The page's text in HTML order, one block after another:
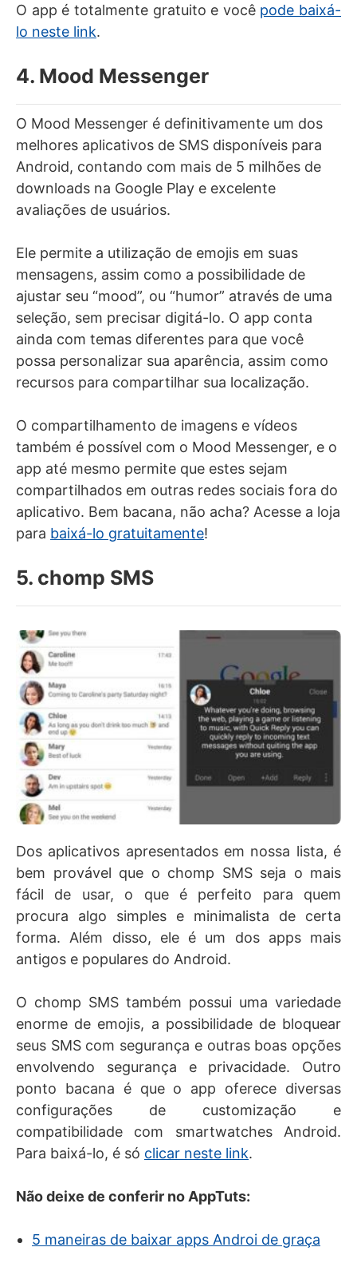
O app é totalmente gratuito e você pode baixá-
lo neste link.
4. Mood Messenger
O Mood Messenger é definitivamente um dos
melhores aplicativos de SMS disponíveis para
Android, contando com mais de 5 milhões de
downloads na Google Play e excelente
avaliações de usuários.
Ele permite a utilização de emojis em suas
mensagens, assim como a possibilidade de
ajustar seu “mood”, ou “humor” através de uma
seleção, sem precisar digitá-lo. O app conta
ainda com temas diferentes para que você
possa personalizar sua aparência, assim como
recursos para compartilhar sua localização.
O compartilhamento de imagens e vídeos
também é possível com o Mood Messenger, e o
app até mesmo permite que estes sejam
compartilhados em outras redes sociais fora do
aplicativo. Bem bacana, não acha? Acesse a loja
para baixá-lo gratuitamente!
5. chomp SMS
Dos aplicativos apresentados em nossa lista, é
bem provável que o chomp SMS seja o mais
fácil de usar, o que é perfeito para quem
procura algo simples e minimalista de certa
forma. Além disso, ele é um dos apps mais
antigos e populares do Android.
O chomp SMS também possui uma variedade
enorme de emojis, a possibilidade de bloquear
seus SMS com segurança e outras boas opções
envolvendo segurança e privacidade. Outro
ponto bacana é que o app oferece diversas
configurações de customização e
compatibilidade com smartwatches Android.
Para baixá-lo, é só clicar neste link.
Não deixe de conferir no AppTuts:
5 maneiras de baixar apps Androi de graça